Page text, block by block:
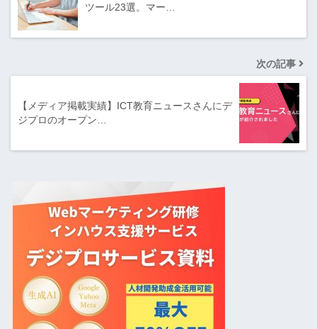
ツール23選。マー…
次の記事
【メディア掲載実績】ICT教育ニュースさんにデ
ジプロのオープン…